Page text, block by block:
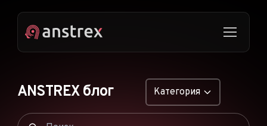
ANSTREX блог Категория